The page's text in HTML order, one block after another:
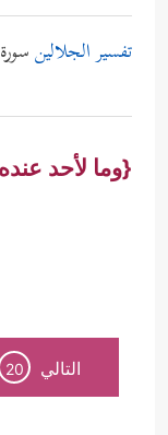
تفسير الجلالينسورة
{وما لأحد
التالي 20